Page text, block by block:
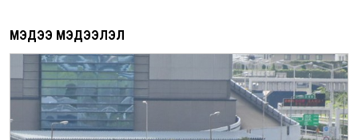
МЭДЭЭ МЭДЭЭЛЭЛ